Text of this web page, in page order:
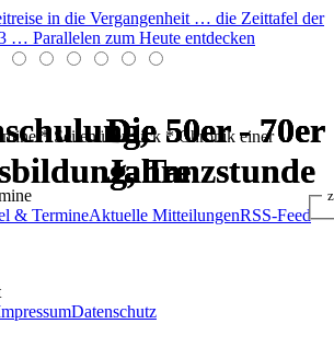
in die Vergangenheit … die Zeittafel der
… Parallelen zum Heute entdecken
* Seitenüberblick * Chronik einer
& TermineAktuelle MitteilungenRSS-Feed
Datenschutz
Die 50er - 70er
Jahre
Tanzstunde
Die 50er - 70er
Jahre
Die 50er - 70er
Jahre
Tanzstunde
Die 50er - 70er
Jahre